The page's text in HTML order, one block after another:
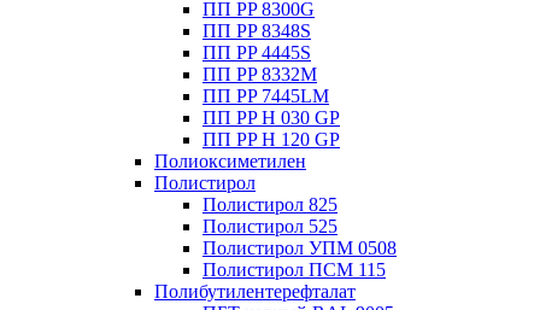
ПП PP 8300G
ПП PP 8348S
ПП PP 4445S
ПП PP 8332M
ПП PP 7445LM
ПП PP H 030 GP
ПП PP H 120 GP
Полиоксиметилен
Полистирол
Полистирол 825
Полистирол 525
Полистирол УПМ 0508
Полистирол ПСМ 115
Полибутилентерефталат